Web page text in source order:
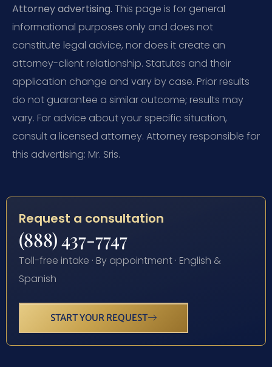
Attorney advertising. This page is for general
informational purposes only and does not
constitute legal advice, nor does it create an
attorney-client relationship. Statutes and their
application change and vary by case. Prior results
do not guarantee a similar outcome; results may
vary. For advice about your specific situation,
consult a licensed attorney. Attorney responsible for
this advertising: Mr. Sris.
Request a consultation
(888) 437-7747
Toll-free intake · By appointment · English &
Spanish
START YOUR REQUEST